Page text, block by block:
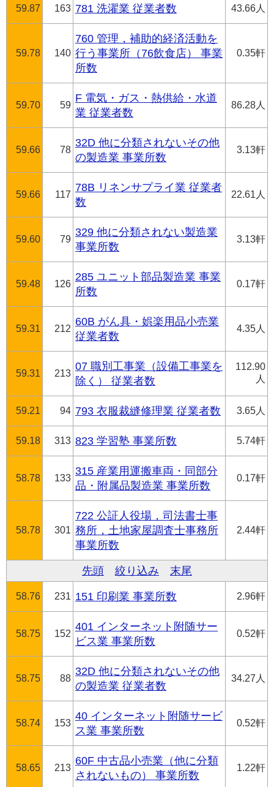
59.87 163 781 洗濯業 従業者数 43.66人
59.78 140
760 管理，補助的経済活動を
行う事業所（76飲食店） 事業
所数
0.35軒
59.70 59
F 電気・ガス・熱供給・水道
業 従業者数
86.28人
59.66 78
32D 他に分類されないその他
の製造業 事業所数
3.13軒
59.66 117
78B リネンサプライ業 従業者
数
22.61人
59.60 79
329 他に分類されない製造業
事業所数
3.13軒
59.48 126
285 ユニット部品製造業 事業
所数
0.17軒
59.31 212
60B がん具・娯楽用品小売業
従業者数
4.35人
59.31 213
07 職別工事業（設備工事業を
除く） 従業者数
112.90
人
59.21 94 793 衣服裁縫修理業 従業者数 3.65人
59.18 313 823 学習塾 事業所数 5.74軒
58.78 133
315 産業用運搬車両・同部分
品・附属品製造業 事業所数
0.17軒
58.78 301
722 公証人役場，司法書士事
務所，土地家屋調査士事務所
事業所数
2.44軒
先頭 絞り込み 末尾
58.76 231 151 印刷業 事業所数 2.96軒
58.75 152
401 インターネット附随サー
ビス業 事業所数
0.52軒
58.75 88
32D 他に分類されないその他
の製造業 従業者数
34.27人
58.74 153
40 インターネット附随サービ
ス業 事業所数
0.52軒
58.65 213
60F 中古品小売業（他に分類
されないもの） 事業所数
1.22軒